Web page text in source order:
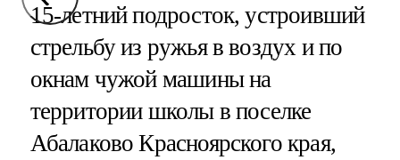
15-летний подросток, устроивший
стрельбу из ружья в воздух и по
окнам чужой машины на
территории школы в поселке
Абалаково Красноярского края,